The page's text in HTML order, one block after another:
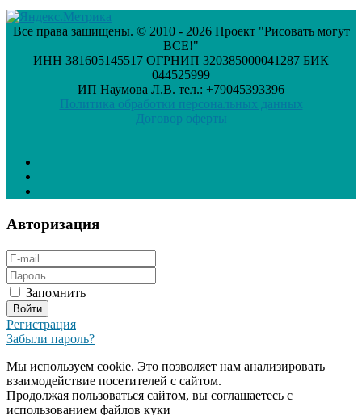
Все права защищены. © 2010 - 2026 Проект "Рисовать могут
ВСЕ!"
ИНН 381605145517 ОГРНИП 320385000041287 БИК
044525999
ИП Наумова Л.В. тел.: +79045393396
Политика обработки персональных данных
Договор оферты
Авторизация
Запомнить
Регистрация
Забыли пароль?
Мы используем cookie. Это позволяет нам анализировать
взаимодействие посетителей с сайтом.
Продолжая пользоваться сайтом, вы соглашаетесь с
использованием файлов куки